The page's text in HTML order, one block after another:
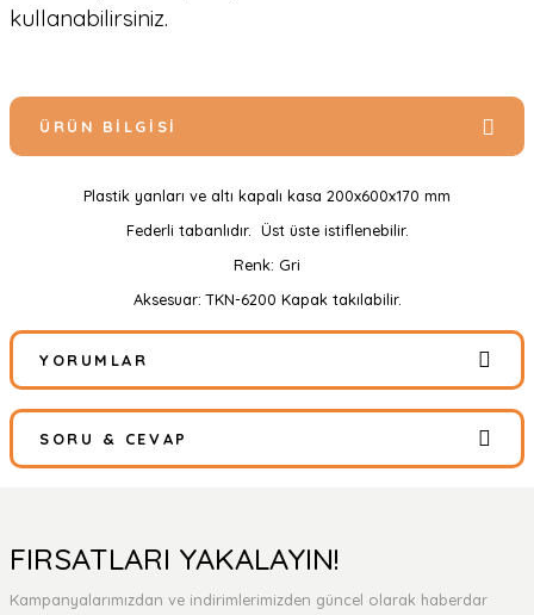
kullanabilirsiniz.
ÜRÜN BILGISI
Plastik yanları ve altı kapalı kasa 200x600x170 mm
Federli tabanlıdır. Üst üste istiflenebilir.
Renk: Gri
Aksesuar: TKN-6200 Kapak takılabilir.
YORUMLAR
Bu ürüne ilk yorumu siz yapın!
SORU & CEVAP
Ürün hakkında henüz soru sorulmamış.
FIRSATLARI YAKALAYIN!
Kampanyalarımızdan ve indirimlerimizden güncel olarak haberdar